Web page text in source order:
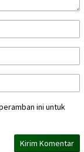
ini untuk